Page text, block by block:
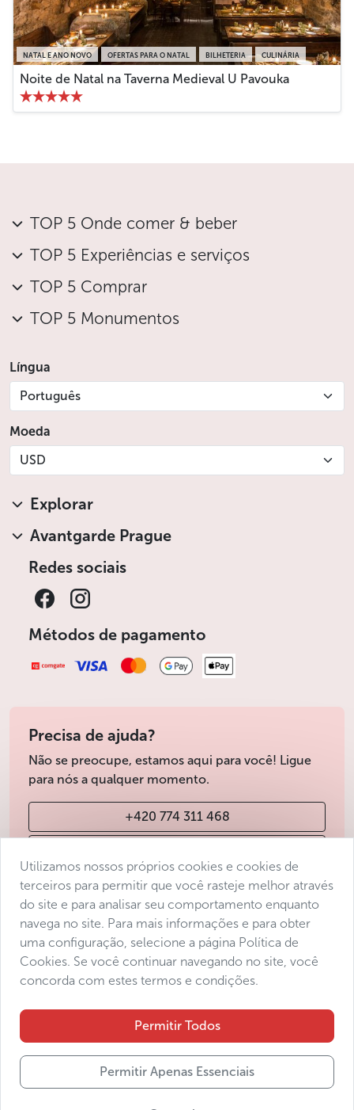
NATAL E ANO NOVO OFERTAS PARA O NATAL BILHETERIA CULINÁRIA
Noite de Natal na Taverna Medieval U Pavouka
TOP 5 Onde comer & beber
TOP 5 Experiências e serviços
TOP 5 Comprar
TOP 5 Monumentos
Língua
Português
Moeda
USD
Explorar
Avantgarde Prague
Redes sociais
Métodos de pagamento
Precisa de ajuda?
Não se preocupe, estamos aqui para você! Ligue
para nós a qualquer momento.
+420 774 311 468
Condições de venda
Protecção de dados
Declaração de acessibilidade
Manage consent
Utilizamos nossos próprios cookies e cookies de
terceiros para permitir que você rasteje melhor através
do site e para analisar seu comportamento enquanto
navega no site. Para mais informações e para obter
uma configuração, selecione a página Política de
Cookies. Se você continuar navegando no site, você
concorda com estes termos e condições.
Permitir Todos
Permitir Apenas Essenciais